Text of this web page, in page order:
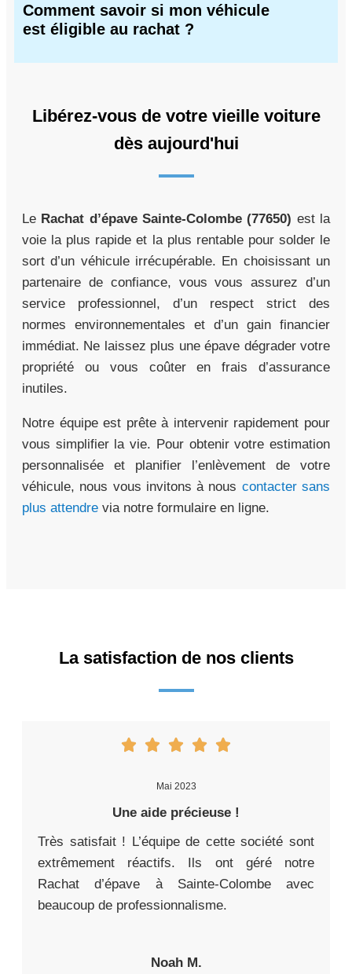
Comment savoir si mon véhicule
est éligible au rachat ?
Libérez-vous de votre vieille voiture
dès aujourd'hui
Le Rachat d’épave Sainte-Colombe (77650) est la
voie la plus rapide et la plus rentable pour solder le
sort d’un véhicule irrécupérable. En choisissant un
partenaire de confiance, vous vous assurez d’un
service professionnel, d’un respect strict des
normes environnementales et d’un gain financier
immédiat. Ne laissez plus une épave dégrader votre
propriété ou vous coûter en frais d’assurance
inutiles.
Notre équipe est prête à intervenir rapidement pour
vous simplifier la vie. Pour obtenir votre estimation
personnalisée et planifier l’enlèvement de votre
véhicule, nous vous invitons à nous contacter sans
plus attendre via notre formulaire en ligne.
La satisfaction de nos clients
Mai 2023
Une aide précieuse !
Très satisfait ! L’équipe de cette société sont
extrêmement réactifs. Ils ont géré notre
Rachat d’épave à Sainte-Colombe avec
beaucoup de professionnalisme.
Noah M.